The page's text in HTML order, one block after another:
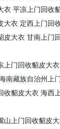
衣 平凉上门回收
大衣 定西上门回
皮大衣 甘南上门
上门回收貂皮大衣
南藏族自治州上
收貂皮大衣 海西
山上门回收貂皮